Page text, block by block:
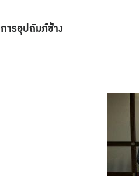
ารอุปถัมภ์ช้าง